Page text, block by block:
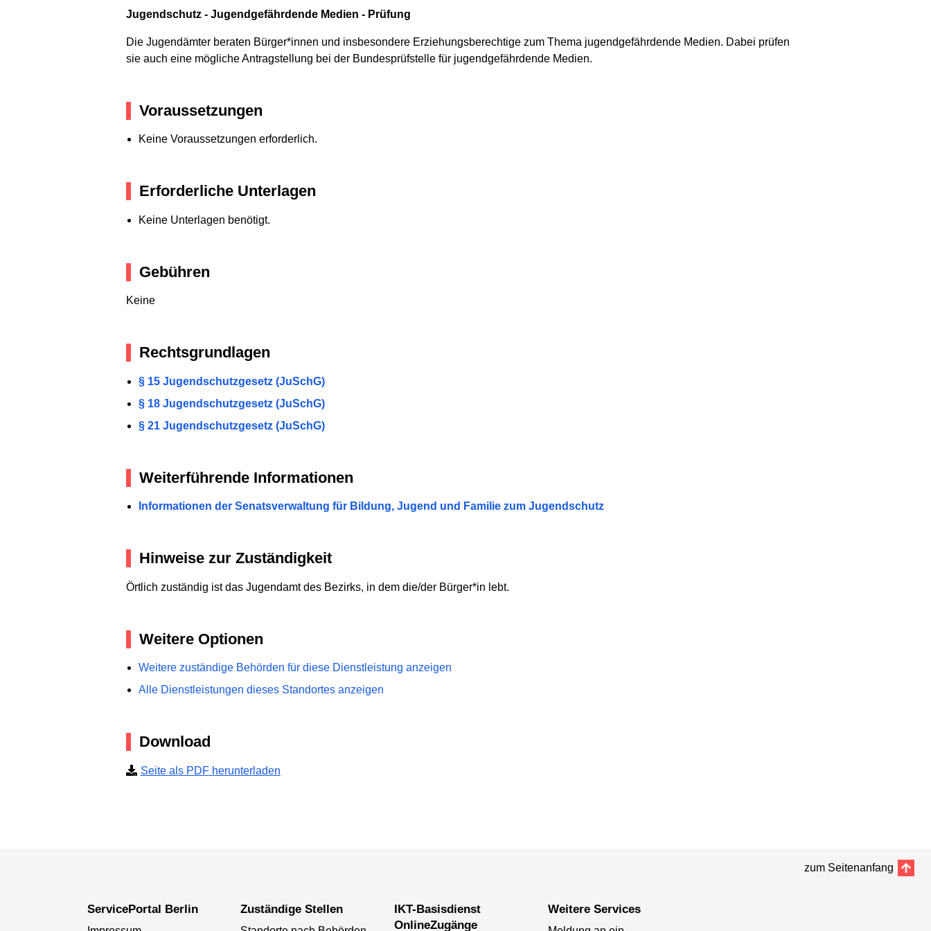
Jugendschutz - Jugendgefährdende Medien - Prüfung
Die Jugendämter beraten Bürger*innen und insbesondere Erziehungsberechtige zum Thema jugendgefährdende Medien. Dabei prüfen
sie auch eine mögliche Antragstellung bei der Bundesprüfstelle für jugendgefährdende Medien.
Voraussetzungen
Keine Voraussetzungen erforderlich.
Erforderliche Unterlagen
Keine Unterlagen benötigt.
Gebühren
Keine
Rechtsgrundlagen
§ 15 Jugendschutzgesetz (JuSchG)
§ 18 Jugendschutzgesetz (JuSchG)
§ 21 Jugendschutzgesetz (JuSchG)
Weiterführende Informationen
Informationen der Senatsverwaltung für Bildung, Jugend und Familie zum Jugendschutz
Hinweise zur Zuständigkeit
Örtlich zuständig ist das Jugendamt des Bezirks, in dem die/der Bürger*in lebt.
Weitere Optionen
Weitere zuständige Behörden für diese Dienstleistung anzeigen
Alle Dienstleistungen dieses Standortes anzeigen
Download
Seite als PDF herunterladen
zum Seitenanfang
ServicePortal Berlin Zuständige Stellen
IKT-Basisdienst
OnlineZugänge
Weitere Services